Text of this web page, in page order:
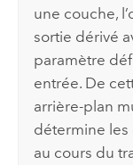
une couche,
sortie dérivé
paramètre
entrée. De
arrière-plan
détermine
au cours du